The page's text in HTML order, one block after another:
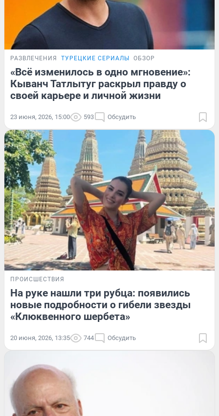
РАЗВЛЕЧЕНИЯ ТУРЕЦКИЕ СЕРИАЛЫ ОБЗОР
«Всё изменилось в одно мгновение»:
Кыванч Татлытуг раскрыл правду о
своей карьере и личной жизни
23 июня, 2026, 15:00 593 Обсудить
ПРОИСШЕСТВИЯ
На руке нашли три рубца: появились
новые подробности о гибели звезды
«Клюквенного шербета»
20 июня, 2026, 13:35 744 Обсудить